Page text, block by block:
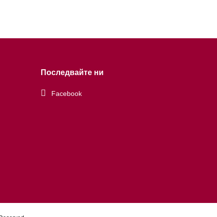
Последвайте ни
Facebook